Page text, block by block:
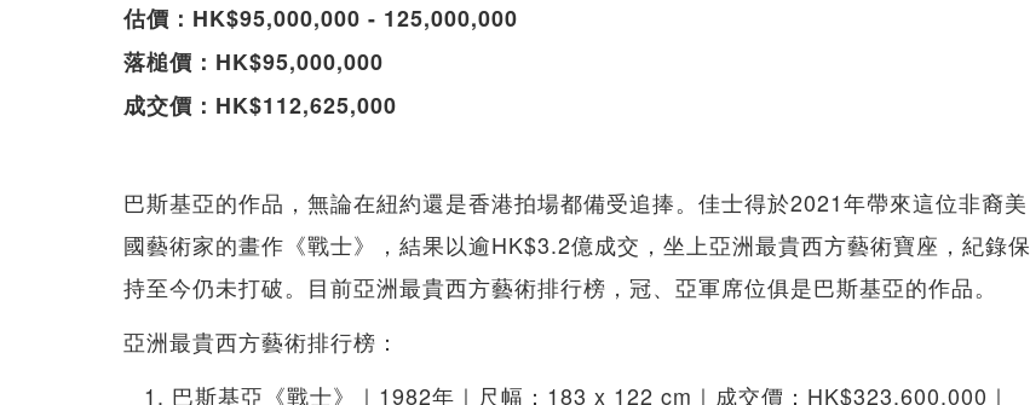
估價：HK$95,000,000 - 125,000,000
落槌價：HK$95,000,000
成交價：HK$112,625,000
巴斯基亞的作品，無論在紐約還是香港拍場都備受追捧。佳士得於2021年帶來這位非裔美
國藝術家的畫作《戰士》，結果以逾HK$3.2億成交，坐上亞洲最貴西方藝術寶座，紀錄保
持至今仍未打破。目前亞洲最貴西方藝術排行榜，冠、亞軍席位俱是巴斯基亞的作品。
亞洲最貴西方藝術排行榜：
巴斯基亞《戰士》｜1982年｜尺幅：183 x 122 cm｜成交價：HK$323,600,000｜